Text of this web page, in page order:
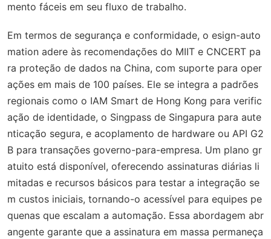
mento fáceis em seu fluxo de trabalho.
Em termos de segurança e conformidade, o esign-auto
mation adere às recomendações do MIIT e CNCERT pa
ra proteção de dados na China, com suporte para oper
ações em mais de 100 países. Ele se integra a padrões
regionais como o IAM Smart de Hong Kong para verific
ação de identidade, o Singpass de Singapura para aute
nticação segura, e acoplamento de hardware ou API G2
B para transações governo-para-empresa. Um plano gr
atuito está disponível, oferecendo assinaturas diárias li
mitadas e recursos básicos para testar a integração se
m custos iniciais, tornando-o acessível para equipes pe
quenas que escalam a automação. Essa abordagem abr
angente garante que a assinatura em massa permaneça